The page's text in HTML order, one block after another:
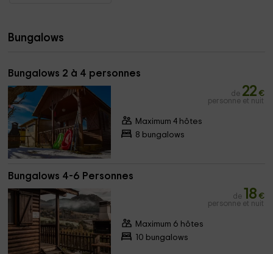
Bungalows
Bungalows 2 à 4 personnes
de 22 €
personne et nuit
Maximum 4 hôtes
8 bungalows
Bungalows 4-6 Personnes
de 18 €
personne et nuit
Maximum 6 hôtes
10 bungalows